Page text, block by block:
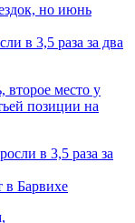
в 3,5 раза за два
второе место у
позиции на
в Барвихе